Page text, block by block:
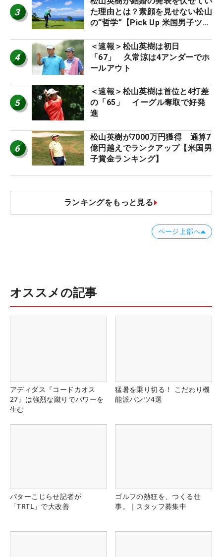
3
た理由とは？素顔を見せない松山
の“哲学”【Pick Up 米国男子ツア
4
＜速報＞松山英樹は初日
「67」 久常涼は4アンダーでホ
ールアウト
5
＜速報＞松山英樹は首位と4打差
の「65」 イーグル奪取で好発
進
6
松山英樹が7000万円獲得 通算7
億円越えでランクアップ【米国男
子賞金ランキング】
ランキングをもっと見る
ページ上部へ
オススメの記事
アディダス『コードカオス
27』は強烈な蹴りでパワーを
生む
猛暑を乗り切る！ こだわり機
能派パンツ4選
パターこじらせ記者が
「TRTL」で大改善
ゴルフの熱狂を、つくる仕
事。｜スタッフ募集中